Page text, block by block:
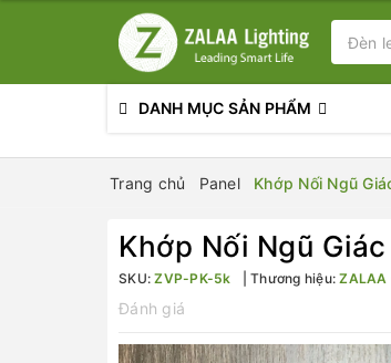
DANH MỤC SẢN PHẨM
Trang chủ Panel Khớp Nối Ngũ
Khớp Nối Ngũ
SKU:ZVP-PK-5k Thương hiệu:ZALAA
Đánh giá